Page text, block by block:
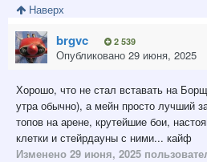
Наверх
brgvc 2 539
Опубликовано 29 июня, 2025
Хорошо, что не стал вставать на
утра обычно), а мейн просто лучший
топов на арене, крутейшие бои,
клетки и стейрдауны с ними... кайф
Изменено 29 июня, 2025